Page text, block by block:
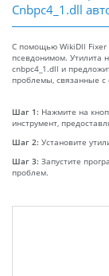
Cnbpc4_1.dll
С помощью WikiDll Fixer
псевдонимом. Утилита
cnbpc4_1.dll и
проблемы, связанные с
Шаг 1: Нажмите на
инструмент,
Шаг 2: Установите
Шаг 3: Запустите
проблем.